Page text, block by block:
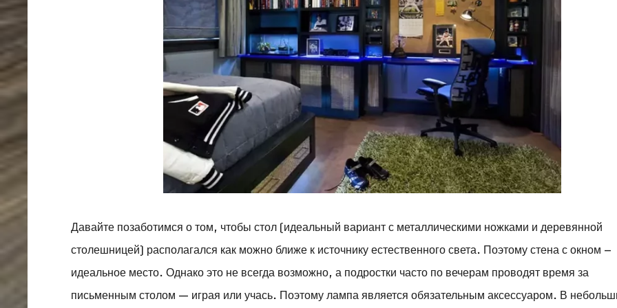
Давайте позаботимся о том, чтобы стол (идеальный вариант с металлическими ножками и деревянной
столешницей) располагался как можно ближе к источнику естественного света. Поэтому стена с окном –
идеальное место. Однако это не всегда возможно, а подростки часто по вечерам проводят время за
письменным столом — играя или учась. Поэтому лампа является обязательным аксессуаром. В